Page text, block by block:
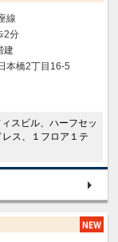
線
2分
建
本橋2丁目16-5
スビル、ハーフセッ
ス、１フロア１テ